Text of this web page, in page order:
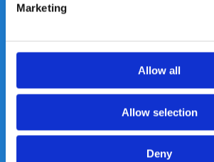
Marketing
Allow all
Allow selection
Deny
is onze kracht.
info@gearpoint.nl